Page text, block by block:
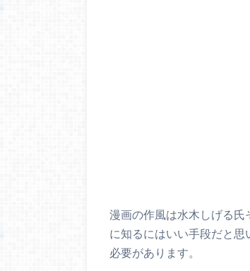
漫画の作風は水木しげる
に知るにはいい手段だと
必要があります。